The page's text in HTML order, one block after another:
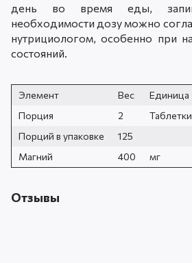
день во время еды,
необходимости дозу можно
нутрициологом, особенно при
состояний.
Элемент Вес Единица
Порция
2
Таблетки
Порций в упаковке
125
Магний
400 мг
Отзывы